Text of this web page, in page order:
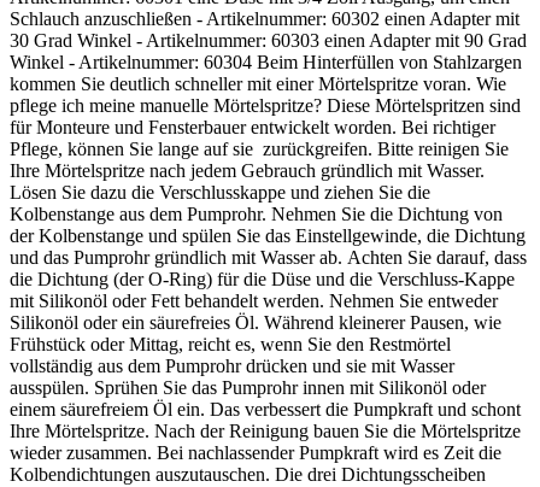
Schlauch anzuschließen - Artikelnummer: 60302 einen Adapter mit
30 Grad Winkel - Artikelnummer: 60303 einen Adapter mit 90 Grad
Winkel - Artikelnummer: 60304 Beim Hinterfüllen von Stahlzargen
kommen Sie deutlich schneller mit einer Mörtelspritze voran. Wie
pflege ich meine manuelle Mörtelspritze? Diese Mörtelspritzen sind
für Monteure und Fensterbauer entwickelt worden. Bei richtiger
Pflege, können Sie lange auf sie zurückgreifen. Bitte reinigen Sie
Ihre Mörtelspritze nach jedem Gebrauch gründlich mit Wasser.
Lösen Sie dazu die Verschlusskappe und ziehen Sie die
Kolbenstange aus dem Pumprohr. Nehmen Sie die Dichtung von
der Kolbenstange und spülen Sie das Einstellgewinde, die Dichtung
und das Pumprohr gründlich mit Wasser ab. Achten Sie darauf, dass
die Dichtung (der O-Ring) für die Düse und die Verschluss-Kappe
mit Silikonöl oder Fett behandelt werden. Nehmen Sie entweder
Silikonöl oder ein säurefreies Öl. Während kleinerer Pausen, wie
Frühstück oder Mittag, reicht es, wenn Sie den Restmörtel
vollständig aus dem Pumprohr drücken und sie mit Wasser
ausspülen. Sprühen Sie das Pumprohr innen mit Silikonöl oder
einem säurefreiem Öl ein. Das verbessert die Pumpkraft und schont
Ihre Mörtelspritze. Nach der Reinigung bauen Sie die Mörtelspritze
wieder zusammen. Bei nachlassender Pumpkraft wird es Zeit die
Kolbendichtungen auszutauschen. Die drei Dichtungsscheiben